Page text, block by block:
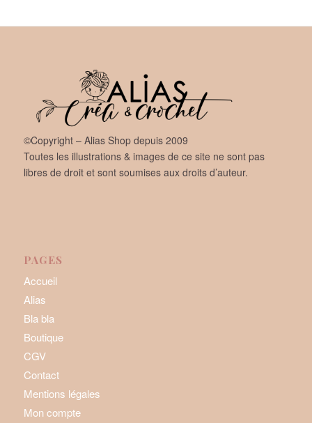
©Copyright – Alias Shop depuis 2009
Toutes les illustrations & images de ce site ne sont pas
libres de droit et sont soumises aux droits d’auteur.
PAGES
Accueil
Alias
Bla bla
Boutique
CGV
Contact
Mentions légales
Mon compte